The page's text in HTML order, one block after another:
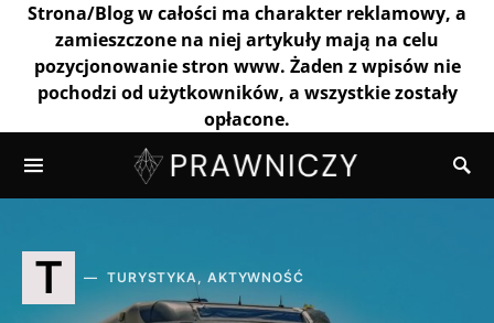
Strona/Blog w całości ma charakter reklamowy, a
zamieszczone na niej artykuły mają na celu
pozycjonowanie stron www. Żaden z wpisów nie
pochodzi od użytkowników, a wszystkie zostały
opłacone.
T TURYSTYKA, AKTYWNOŚĆ